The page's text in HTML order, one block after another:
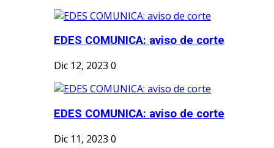
EDES COMUNICA: aviso de corte
Dic 12, 2023 0
EDES COMUNICA: aviso de corte
Dic 11, 2023 0